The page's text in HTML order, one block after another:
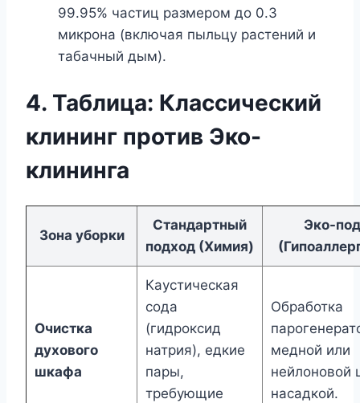
99.95% частиц размером до 0.3
микрона (включая пыльцу растений и
табачный дым).
4. Таблица: Классический
клининг против Эко-
клининга
Зона уборки
Стандартный
подход (Химия)
Эко-
Очистка
духового
шкафа
Каустическая
сода
(гидроксид
натрия), едкие
пары,
требующие
Обработка
медной или
нейлоновой
насадкой.